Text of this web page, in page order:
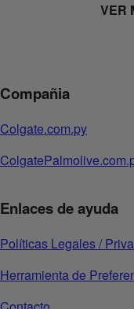
VER
Compañia
Colgate.com.py
Enlaces de ayuda
Políticas Legales /
Herramienta de